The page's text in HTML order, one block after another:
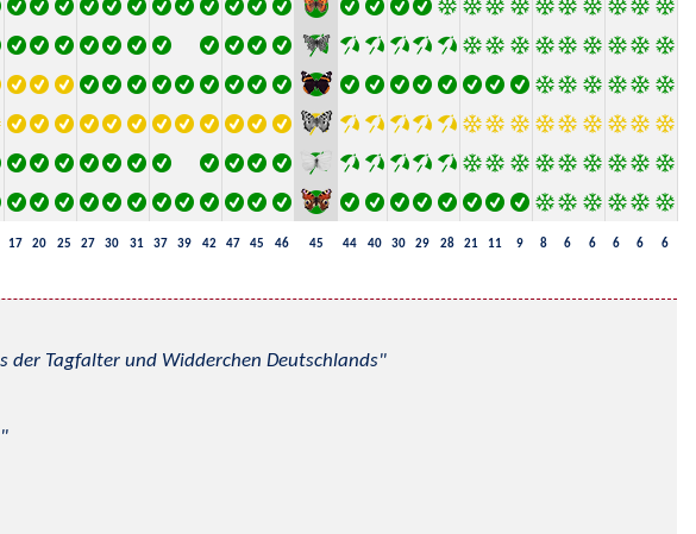
17 20 25 27 30 31 37 39 42 47 45 46 45 44 40 30 29 28 21 11 9 8 6 6 6 6 6
der Tagfalter und Widderchen Deutschlands